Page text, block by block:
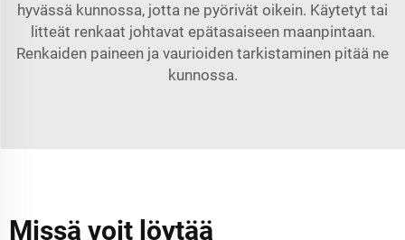
hyvässä kunnossa, jotta ne pyörivät oikein. Käytetyt tai
litteät renkaat johtavat epätasaiseen maanpintaan.
Renkaiden paineen ja vaurioiden tarkistaminen pitää ne
kunnossa.
Missä voit löytää